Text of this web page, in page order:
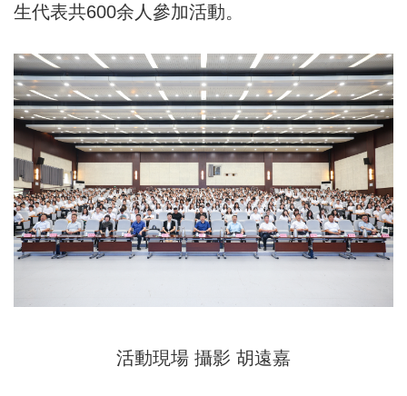
生代表共600余人參加活動。
活動現場 攝影 胡遠嘉